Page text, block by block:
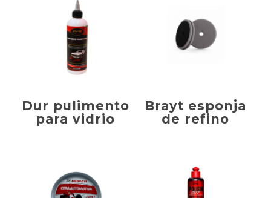
Dur pulimento
para vidrio
Brayt esponja
de refino